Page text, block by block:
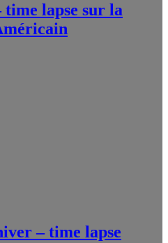
lapse sur la
– time lapse